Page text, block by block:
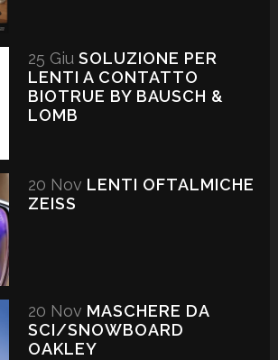
25 Giu SOLUZIONE PER
LENTI A CONTATTO
BIOTRUE BY BAUSCH &
LOMB
20 Nov LENTI OFTALMICHE
ZEISS
20 Nov MASCHERE DA
SCI/SNOWBOARD
OAKLEY